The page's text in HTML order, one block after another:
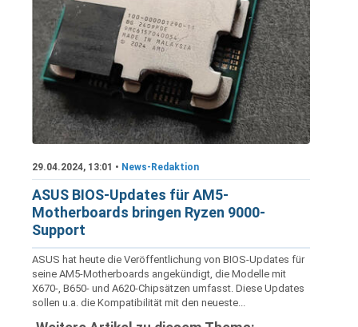
29.04.2024, 13:01 • News-Redaktion
ASUS BIOS-Updates für AM5-
Motherboards bringen Ryzen 9000-
Support
ASUS hat heute die Veröffentlichung von BIOS-Updates für
seine AM5-Motherboards angekündigt, die Modelle mit
X670-, B650- und A620-Chipsätzen umfasst. Diese Updates
sollen u.a. die Kompatibilität mit den neueste...